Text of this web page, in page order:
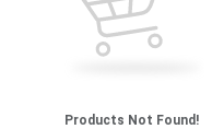
Products Not Found!